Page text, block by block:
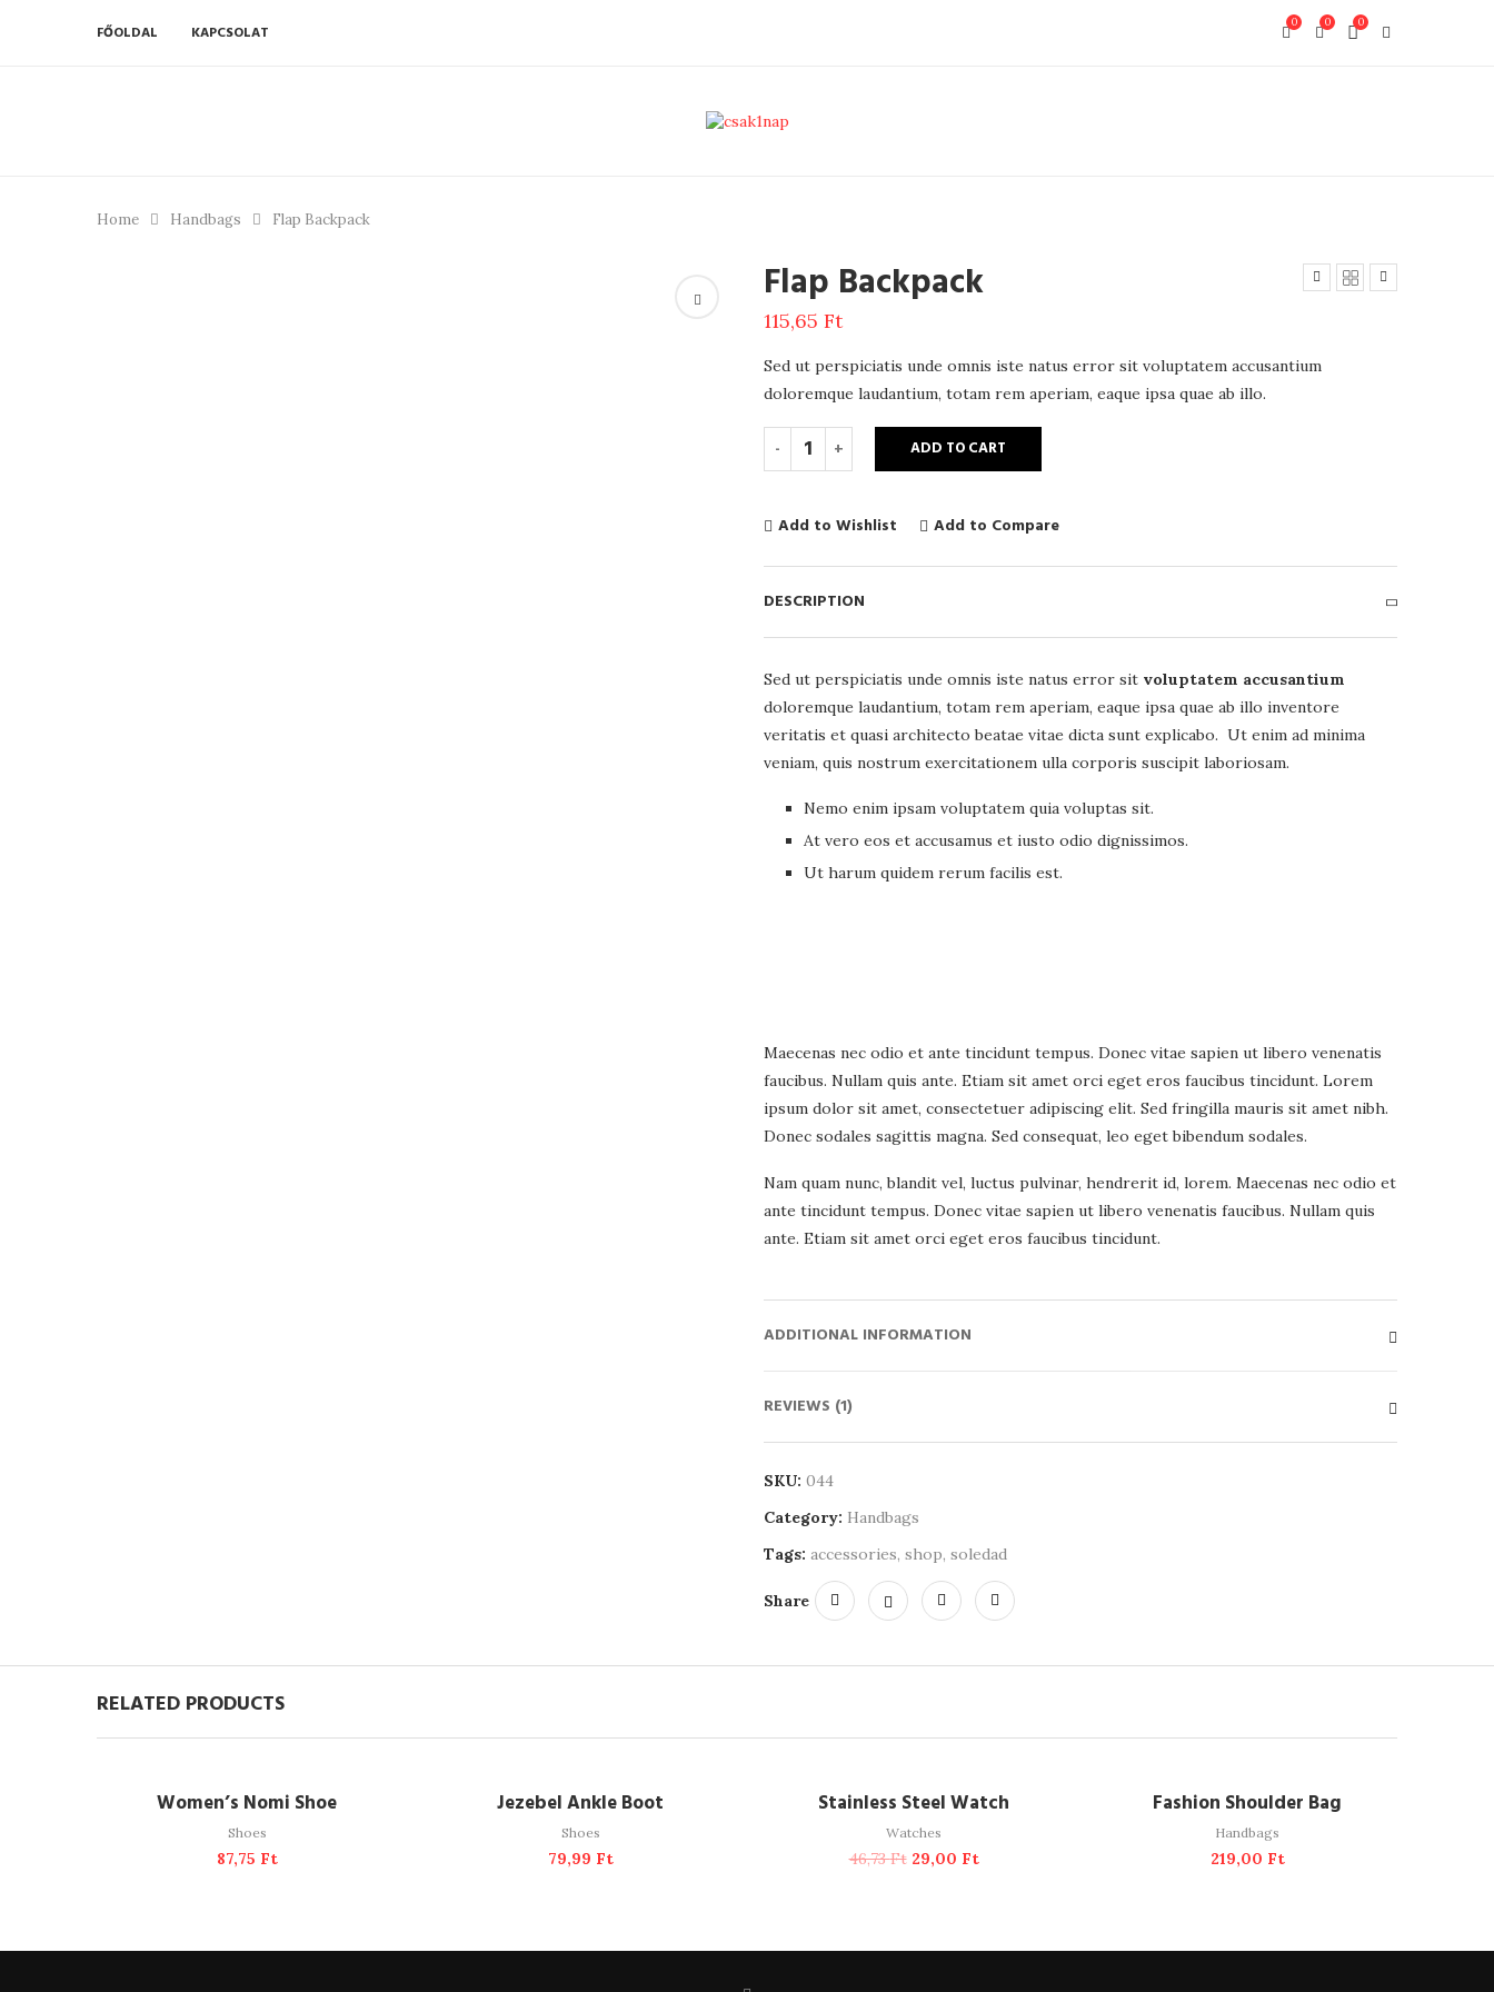
FŐOLDAL KAPCSOLAT
0
0
0
Home Handbags Flap Backpack
Flap Backpack
115,65 Ft
Sed ut perspiciatis unde omnis iste natus error sit voluptatem accusantium
doloremque laudantium, totam rem aperiam, eaque ipsa quae ab illo.
ADD TO CART
Add to Wishlist Add to Compare
DESCRIPTION
Sed ut perspiciatis unde omnis iste natus error sit voluptatem accusantium
doloremque laudantium, totam rem aperiam, eaque ipsa quae ab illo inventore
veritatis et quasi architecto beatae vitae dicta sunt explicabo. Ut enim ad minima
veniam, quis nostrum exercitationem ulla corporis suscipit laboriosam.
Nemo enim ipsam voluptatem quia voluptas sit.
At vero eos et accusamus et iusto odio dignissimos.
Ut harum quidem rerum facilis est.
Maecenas nec odio et ante tincidunt tempus. Donec vitae sapien ut libero venenatis
faucibus. Nullam quis ante. Etiam sit amet orci eget eros faucibus tincidunt. Lorem
ipsum dolor sit amet, consectetuer adipiscing elit. Sed fringilla mauris sit amet nibh.
Donec sodales sagittis magna. Sed consequat, leo eget bibendum sodales.
Nam quam nunc, blandit vel, luctus pulvinar, hendrerit id, lorem. Maecenas nec odio et
ante tincidunt tempus. Donec vitae sapien ut libero venenatis faucibus. Nullam quis
ante. Etiam sit amet orci eget eros faucibus tincidunt.
ADDITIONAL INFORMATION
REVIEWS (1)
SKU: 044
Category: Handbags
Tags: accessories, shop, soledad
Share
RELATED PRODUCTS
SOLD OUT
READ MORE
Women’s Nomi Shoe
Shoes
87,75 Ft
ADD TO CART
Jezebel Ankle Boot
Shoes
79,99 Ft
ADD TO CART
Stainless Steel Watch
Watches
46,73Ft 29,00 Ft
ADD TO CART
Fashion Shoulder Bag
Handbags
219,00 Ft